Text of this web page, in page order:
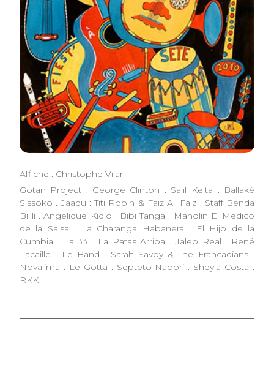
Affiche : Christophe Vilar
Gotan Project . George Clinton . Salif Keita . Ballaké
Sissoko . Jaadu : Titi Robin & Faiz Ali Faiz . Staff Benda
Bilili . Angelique Kidjo . Bibi Tanga . Manolin El Medico
de la Salsa . La Charanga Habanera . El Hijo de la
Cumbia . La 33 . La Patas Arriba . Jaleo Real . René
Lacaille . Le Band . Sarah Savoy & The Francadians .
Novalima . Le Gotta . Septeto Nabori . Sheyla Costa .
RKK